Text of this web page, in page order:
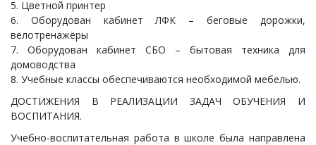
5. Цветной принтер
6. Оборудован кабинет ЛФК – беговые дорожки,
велотренажёры
7. Оборудован кабинет СБО – бытовая техника для
домоводства
8. Учебные классы обеспечиваются необходимой мебелью.
ДОСТИЖЕНИЯ В РЕАЛИЗАЦИИ ЗАДАЧ ОБУЧЕНИЯ И
ВОСПИТАНИЯ.
Учебно-воспитательная работа в школе была направлена